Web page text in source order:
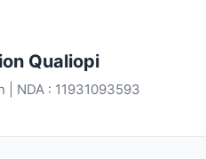
Qualiopi
NDA : 11931093593